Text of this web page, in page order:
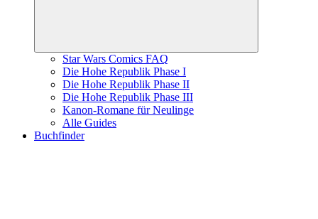
Star Wars Comics FAQ
Die Hohe Republik Phase I
Die Hohe Republik Phase II
Die Hohe Republik Phase III
Kanon-Romane für Neulinge
Alle Guides
Buchfinder